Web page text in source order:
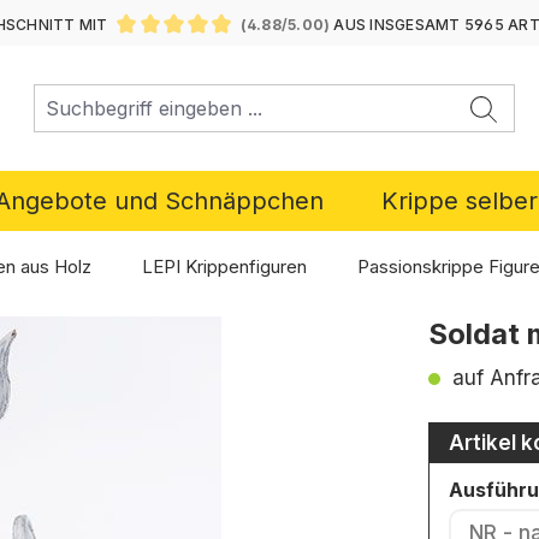
MIT
(4.88/5.00) AUS INSGESAMT 5965
und Schnäppchen Krippe
aus Holz LEPI Krippenfiguren Passionskrippe
Soldat
auf
Artikel
NR -